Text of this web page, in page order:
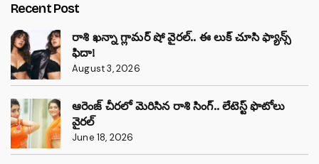
Recent Post
రాశి ఖన్నా గ్లామర్ షో వైరల్.. ఈ లుక్ చూసి ఫ్యాన్స్
ఫిదా!
August 3, 2026
ఆరెంజ్ చీరలో మెరిసిన రాశి సింగ్.. లేటెస్ట్ ఫొటోలు
వైరల్
June 18, 2026